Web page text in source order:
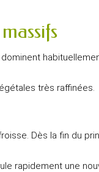
très raffinées.
Dès la fin du
rapidement une